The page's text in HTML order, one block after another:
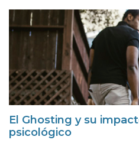
El Ghosting y su
psicológico